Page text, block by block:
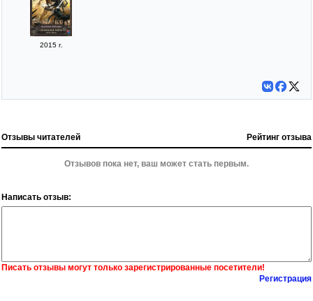
2015 г.
Отзывы читателей Рейтинг отзыва
Отзывов пока нет, ваш может стать первым.
Написать отзыв:
Писать отзывы могут только зарегистрированные посетители!
Регистрация